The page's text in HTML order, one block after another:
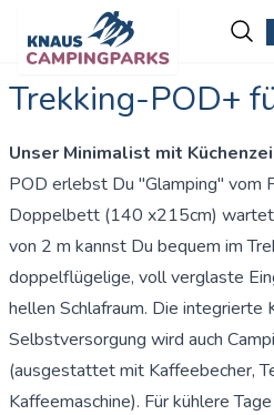
Trekking-POD+
Unser Minimalist mit
POD erlebst Du "Glamping" vom
Doppelbett (140 x215cm) wartet
von 2 m kannst Du bequem im
doppelflügelige, voll verglaste
hellen Schlafraum. Die integrierte
Selbstversorgung wird auch
(ausgestattet mit Kaffeebecher,
Kaffeemaschine). Für kühlere